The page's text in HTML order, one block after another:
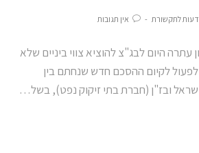
לתקשורת אין תגובות
עתרה היום לבג"צ להוציא צווי ביניים שלא
לקיום ההסכם חדש שנחתם בין
ובז"ן (חברת בתי זיקוק נפט), בשל…